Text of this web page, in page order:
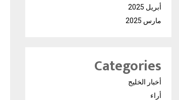
أبريل 2025
مارس 2025
Categories
أخبار الخليج
أراء